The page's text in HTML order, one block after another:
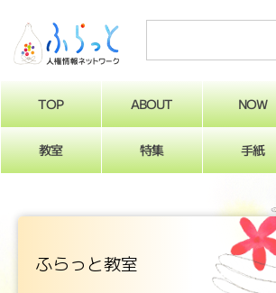
TOP ABOUT NOW
教室 特集 手紙
ふらっと教室